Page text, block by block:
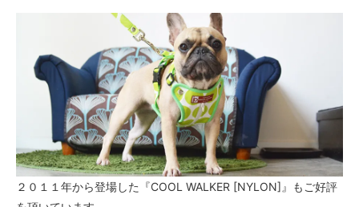
２０１１年から登場した『COOL WALKER [NYLON]』もご好評